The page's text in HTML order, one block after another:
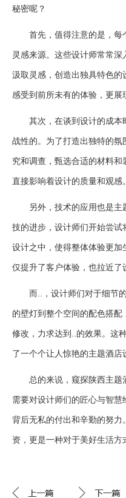
秘密呢？
首先，值得注意的是，每
灵感来源。这些设计师常常
汲取灵感，创造出独具特色的
感受到前所未有的体验，更展
其次，在谈到设计的成
战性的。为了打造出独特的
究和调查，甄选合适的材料
直接影响着设计的质量和观感。
另外，技术的应用也是
技的进步，设计师们开始尝试
设计之中，使得整体体验更
仅提升了客户体验，也拉近了
而..，设计师们对于细节
的壁灯到整个空间的配色搭
修改，力求达到..的效果。这
了一个个让人惊艳的主题酒店
总的来说，窥探陕西主题
需要对设计师们的匠心与智
背后无私的付出和辛勤的努
资，更是一种对于美好生活方